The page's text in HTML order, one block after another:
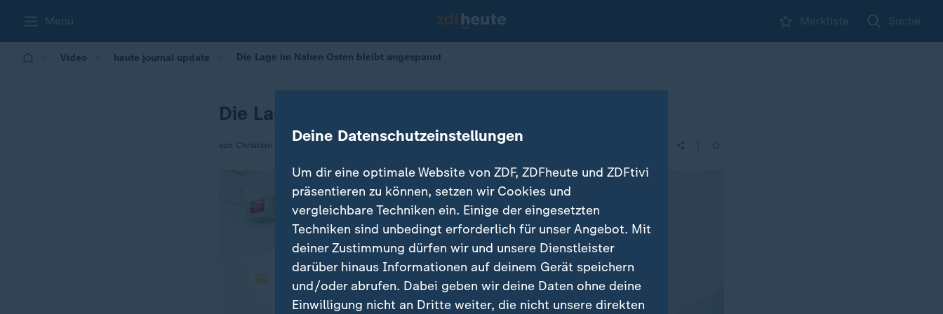
Menü Merkliste Suche
Video heute journal update Die Lage im Nahen Osten bleibt angespannt
Die Lage im Nahen Osten bleibt angespannt
von Christian KirschDeine Datenschutzeinstellungen
Um dir eine optimale Website von ZDF, ZDFheute und ZDFtivi
präsentieren zu können, setzen wir Cookies und
vergleichbare Techniken ein. Einige der eingesetzten
Techniken sind unbedingt erforderlich für unser Angebot. Mit
deiner Zustimmung dürfen wir und unsere Dienstleister
darüber hinaus Informationen auf deinem Gerät speichern
und/oder abrufen. Dabei geben wir deine Daten ohne deine
Einwilligung nicht an Dritte weiter, die nicht unsere direkten